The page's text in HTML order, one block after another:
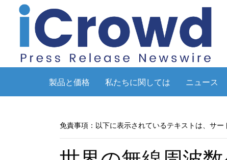
製品と価格 私たちに関しては ニュース
免責事項：以下に表示されているテキストは、サ